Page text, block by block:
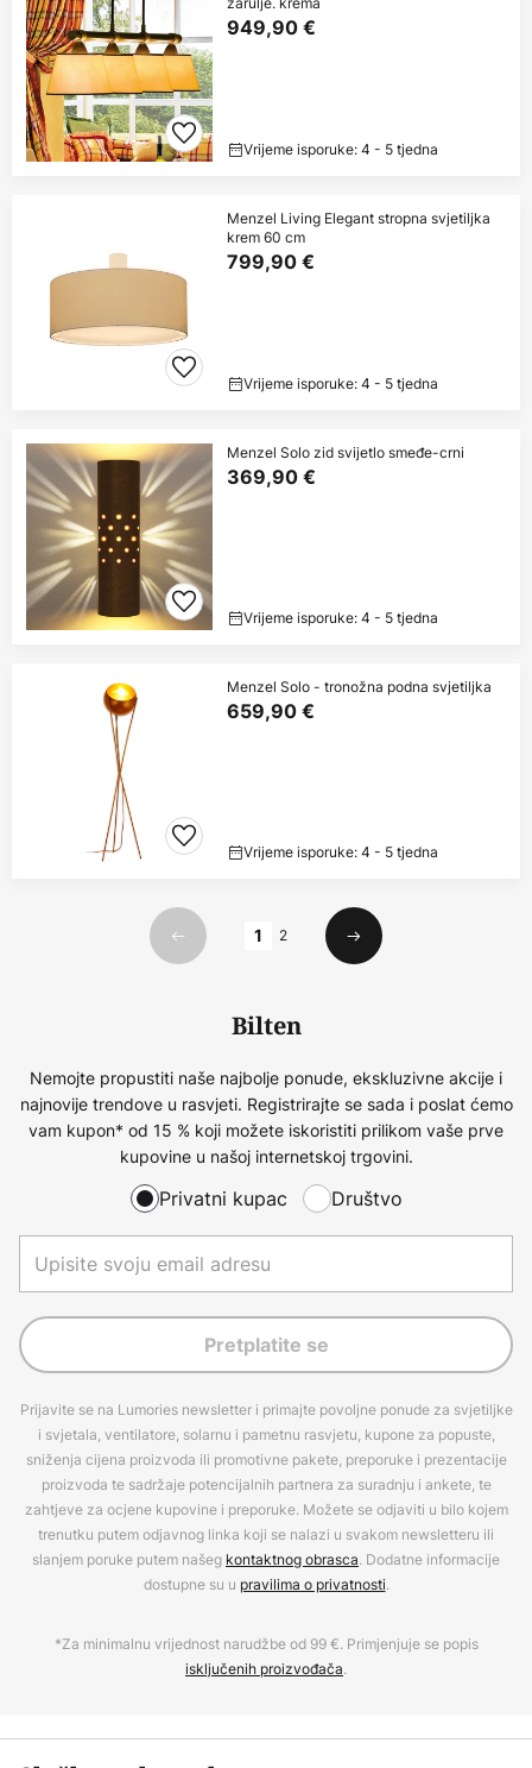
949,90 €
Vrijeme isporuke: 4 - 5 tjedna
Menzel Living Elegant stropna svjetiljka
krem 60 cm
799,90 €
Vrijeme isporuke: 4 - 5 tjedna
Menzel Solo zid svijetlo smeđe-crni
369,90 €
Vrijeme isporuke: 4 - 5 tjedna
Menzel Solo - tronožna podna svjetiljka
659,90 €
Vrijeme isporuke: 4 - 5 tjedna
Prethodno
1 2
Sljedeći
Bilten
Nemojte propustiti naše najbolje ponude, ekskluzivne akcije i
najnovije trendove u rasvjeti. Registrirajte se sada i poslat ćemo
vam kupon* od 15 % koji možete iskoristiti prilikom vaše prve
kupovine u našoj internetskoj trgovini.
Privatni kupac Društvo
Pretplatite se
Prijavite se na Lumories newsletter i primajte povoljne ponude za svjetiljke
i svjetala, ventilatore, solarnu i pametnu rasvjetu, kupone za popuste,
sniženja cijena proizvoda ili promotivne pakete, preporuke i prezentacije
proizvoda te sadržaje potencijalnih partnera za suradnju i ankete, te
zahtjeve za ocjene kupovine i preporuke. Možete se odjaviti u bilo kojem
trenutku putem odjavnog linka koji se nalazi u svakom newsletteru ili
slanjem poruke putem našeg kontaktnog obrasca. Dodatne informacije
dostupne su u pravilima o privatnosti.
*Za minimalnu vrijednost narudžbe od 99 €. Primjenjuje se popis
isključenih proizvođača.